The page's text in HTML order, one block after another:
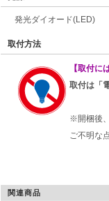
発光ダイオード(LED)
取付方法
【取付に
取付は「
※開梱後
ご不明な
関連商品